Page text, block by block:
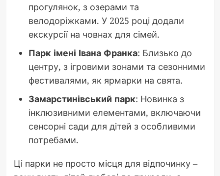
прогулянок, з озерами та
велодоріжками. У 2025 році додали
екскурсії на човнах для сімей.
Парк імені Івана Франка: Близько до
центру, з ігровими зонами та сезонними
фестивалями, як ярмарки на свята.
Замарстинівський парк: Новинка з
інклюзивними елементами, включаючи
сенсорні сади для дітей з особливими
потребами.
Ці парки не просто місця для відпочинку –